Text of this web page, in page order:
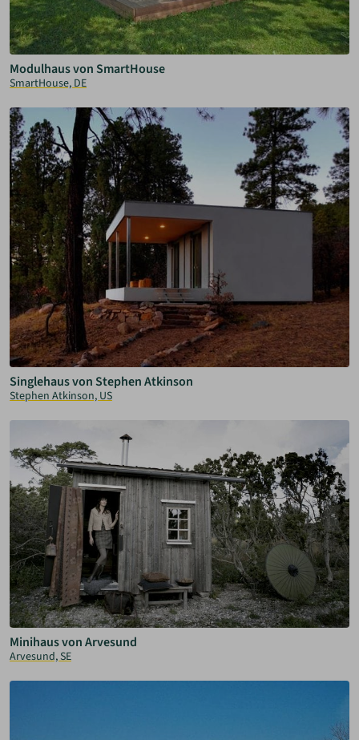
Modulhaus von SmartHouse
SmartHouse, DE
Singlehaus von Stephen Atkinson
Stephen Atkinson, US
Minihaus von Arvesund
Arvesund, SE